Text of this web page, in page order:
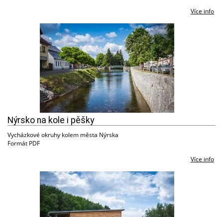
Více info
Nýrsko na kole i pěšky
Vycházkové okruhy kolem města Nýrska
Formát PDF
Více info